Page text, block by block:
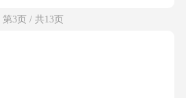
第3页 / 共13页